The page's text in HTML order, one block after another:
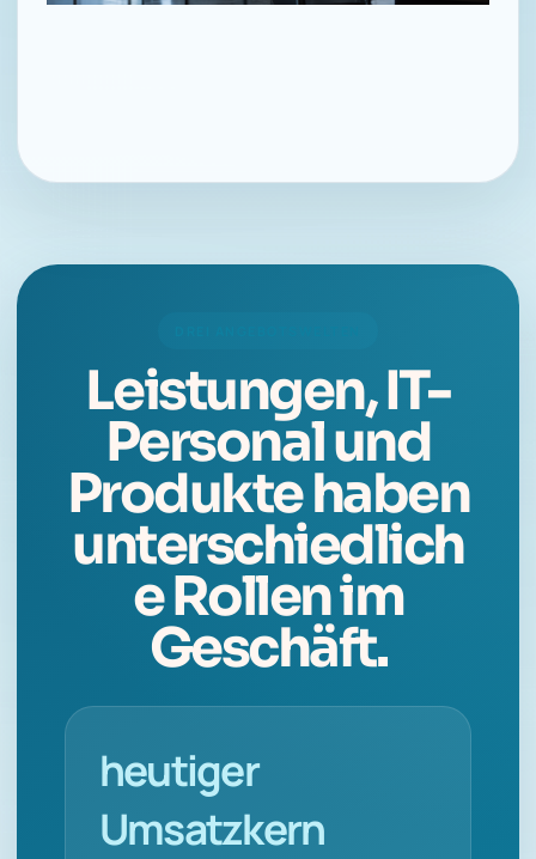
Leistungen, IT-
Personal und
Produkte haben
unterschiedlich
e Rollen im
Geschäft.
heutiger
Umsatzkern